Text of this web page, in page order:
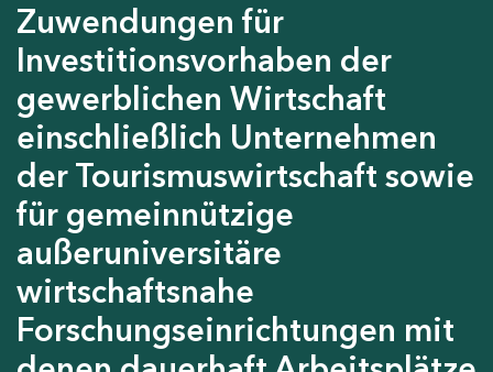
Zuwendungen für
Investitionsvorhaben der
gewerblichen Wirtschaft
einschließlich Unternehmen
der Tourismuswirtschaft sowie
für gemeinnützige
außeruniversitäre
wirtschaftsnahe
Forschungseinrichtungen mit